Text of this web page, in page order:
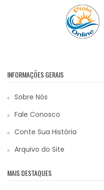
INFORMAÇÕES GERAIS
Sobre Nós
Fale Conosco
Conte Sua História
Arquivo do Site
MAIS DESTAQUES